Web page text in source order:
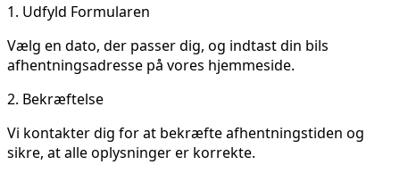
1. Udfyld Formularen
Vælg en dato, der passer dig, og indtast din bils
afhentningsadresse på vores hjemmeside.
2. Bekræftelse
Vi kontakter dig for at bekræfte afhentningstiden og
sikre, at alle oplysninger er korrekte.